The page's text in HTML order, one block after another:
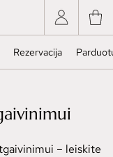
Rezervacija
– leiskite